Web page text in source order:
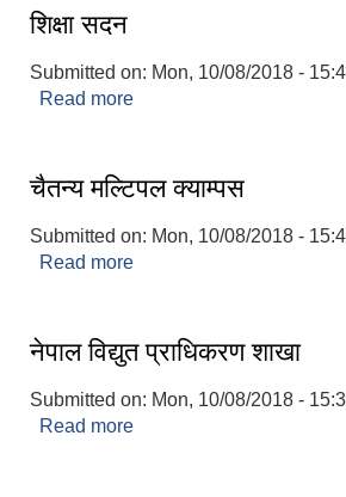
शिक्षा सदन
Submitted on: Mon, 10/08/2018 -
Read more
चैतन्य मल्टिपल क्याम्पस
Submitted on: Mon, 10/08/2018 -
Read more
नेपाल विद्युत प्राधिकरण शाखा
Submitted on: Mon, 10/08/2018 -
Read more